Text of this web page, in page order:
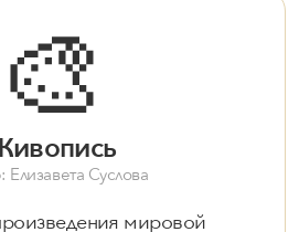
🎨
Елизавета Суслова
мировой